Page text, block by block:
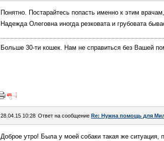
Понятно. Постарайтесь попасть именно к этим
Надежда Олеговна иногда резковата и грубовата
Больше 30-ти кошек. Нам не справиться без Вашей
28.04.15 10:28 Ответ на сообщение Re: Нужна помощь для
Доброе утро! Была у моей собаки такая же ситуация,